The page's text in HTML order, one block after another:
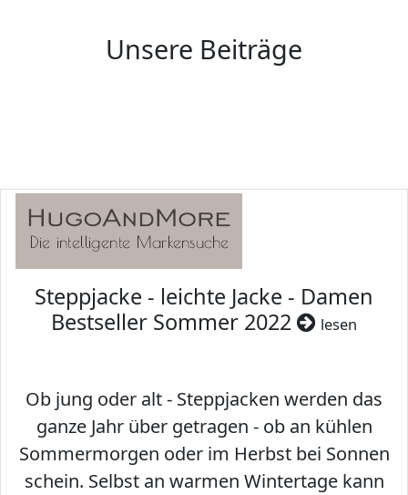
Unsere Beiträge
Steppjacke - leichte Jacke - Damen
Bestseller Sommer 2022
lesen
Ob jung oder alt - Steppjacken werden das
ganze Jahr über getragen - ob an kühlen
Sommermorgen oder im Herbst bei Sonnen
schein. Selbst an warmen Wintertage kann